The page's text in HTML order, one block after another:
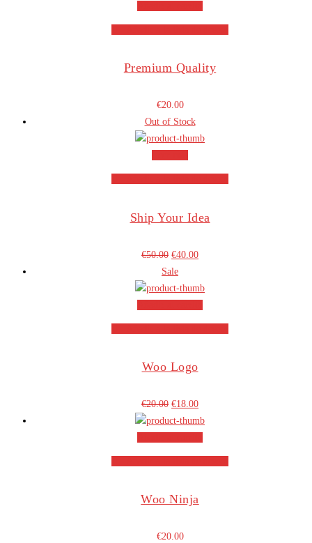
Premium Quality
€20.00
Out of Stock
Ship Your Idea
€50.00 €40.00
Sale
Woo Logo
€20.00 €18.00
Woo Ninja
€20.00